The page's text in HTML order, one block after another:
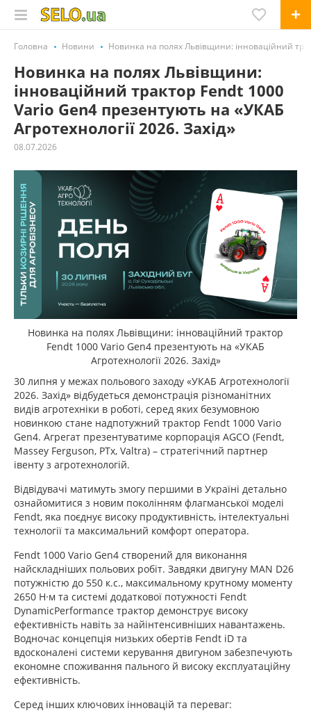
Головна Новини Новинка на полях Львівщини: інноваційний
Новинка на полях Львівщини:
інноваційний трактор Fendt 1000
Vario Gen4 презентують на «УКАБ
Агротехнології 2026. Захід»
08.07.2026
Новинка на полях Львівщини: інноваційний трактор
Fendt 1000 Vario Gen4 презентують на «УКАБ
Агротехнології 2026. Захід»
30 липня у межах польового заходу «УКАБ Агротехнології
2026. Захід» відбудеться демонстрація різноманітних
видів агротехніки в роботі, серед яких безумовною
новинкою стане надпотужний трактор Fendt 1000 Vario
Gen4. Агрегат презентуватиме корпорація AGCO (Fendt,
Massey Ferguson, PTx, Valtra) – стратегічний партнер
івенту з агротехнологій.
Відвідувачі матимуть змогу першими в Україні детально
ознайомитися з новим поколінням флагманської моделі
Fendt, яка поєднує високу продуктивність, інтелектуальні
технології та максимальний комфорт оператора.
Fendt 1000 Vario Gen4 створений для виконання
найскладніших польових робіт. Завдяки двигуну MAN D26
потужністю до 550 к.с., максимальному крутному моменту
2650 Н·м та системі додаткової потужності Fendt
DynamicPerformance трактор демонструє високу
ефективність навіть за найінтенсивніших навантажень.
Водночас концепція низьких обертів Fendt iD та
вдосконалені системи керування двигуном забезпечують
економне споживання пального й високу експлуатаційну
ефективність.
Серед інших ключових інновацій та переваг: